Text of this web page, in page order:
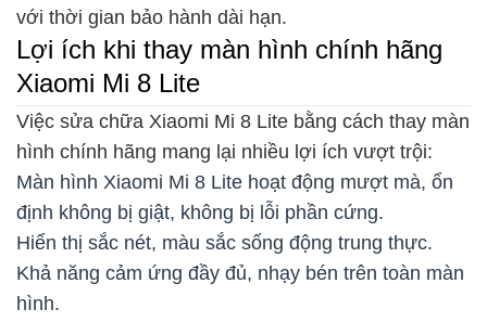
với thời gian bảo hành dài hạn.
Lợi ích khi thay màn hình chính hãng
Xiaomi Mi 8 Lite
Việc sửa chữa Xiaomi Mi 8 Lite bằng cách thay màn
hình chính hãng mang lại nhiều lợi ích vượt trội:
Màn hình Xiaomi Mi 8 Lite hoạt động mượt mà, ổn
định không bị giật, không bị lỗi phần cứng.
Hiển thị sắc nét, màu sắc sống động trung thực.
Khả năng cảm ứng đầy đủ, nhạy bén trên toàn màn
hình.